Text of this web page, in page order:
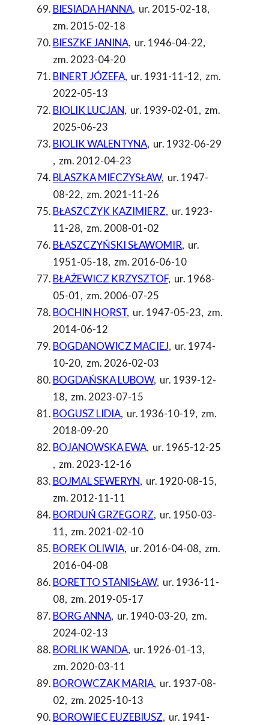
BIESIADA HANNA, ur. 2015-02-18,
zm. 2015-02-18
BIESZKE JANINA, ur. 1946-04-22,
zm. 2023-04-20
BINERT JÓZEFA, ur. 1931-11-12, zm.
2022-05-13
BIOLIK LUCJAN, ur. 1939-02-01, zm.
2025-06-23
BIOLIK WALENTYNA, ur. 1932-06-29
, zm. 2012-04-23
BLASZKA MIECZYSŁAW, ur. 1947-
08-22, zm. 2021-11-26
BŁASZCZYK KAZIMIERZ, ur. 1923-
11-28, zm. 2008-01-02
BŁASZCZYŃSKI SŁAWOMIR, ur.
1951-05-18, zm. 2016-06-10
BŁAŻEWICZ KRZYSZTOF, ur. 1968-
05-01, zm. 2006-07-25
BOCHIN HORST, ur. 1947-05-23, zm.
2014-06-12
BOGDANOWICZ MACIEJ, ur. 1974-
10-20, zm. 2026-02-03
BOGDAŃSKA LUBOW, ur. 1939-12-
18, zm. 2023-07-15
BOGUSZ LIDIA, ur. 1936-10-19, zm.
2018-09-20
BOJANOWSKA EWA, ur. 1965-12-25
, zm. 2023-12-16
BOJMAL SEWERYN, ur. 1920-08-15,
zm. 2012-11-11
BORDUŃ GRZEGORZ, ur. 1950-03-
11, zm. 2021-02-10
BOREK OLIWIA, ur. 2016-04-08, zm.
2016-04-08
BORETTO STANISŁAW, ur. 1936-11-
08, zm. 2019-05-17
BORG ANNA, ur. 1940-03-20, zm.
2024-02-13
BORLIK WANDA, ur. 1926-01-13,
zm. 2020-03-11
BOROWCZAK MARIA, ur. 1937-08-
02, zm. 2025-10-13
BOROWIEC EUZEBIUSZ, ur. 1941-